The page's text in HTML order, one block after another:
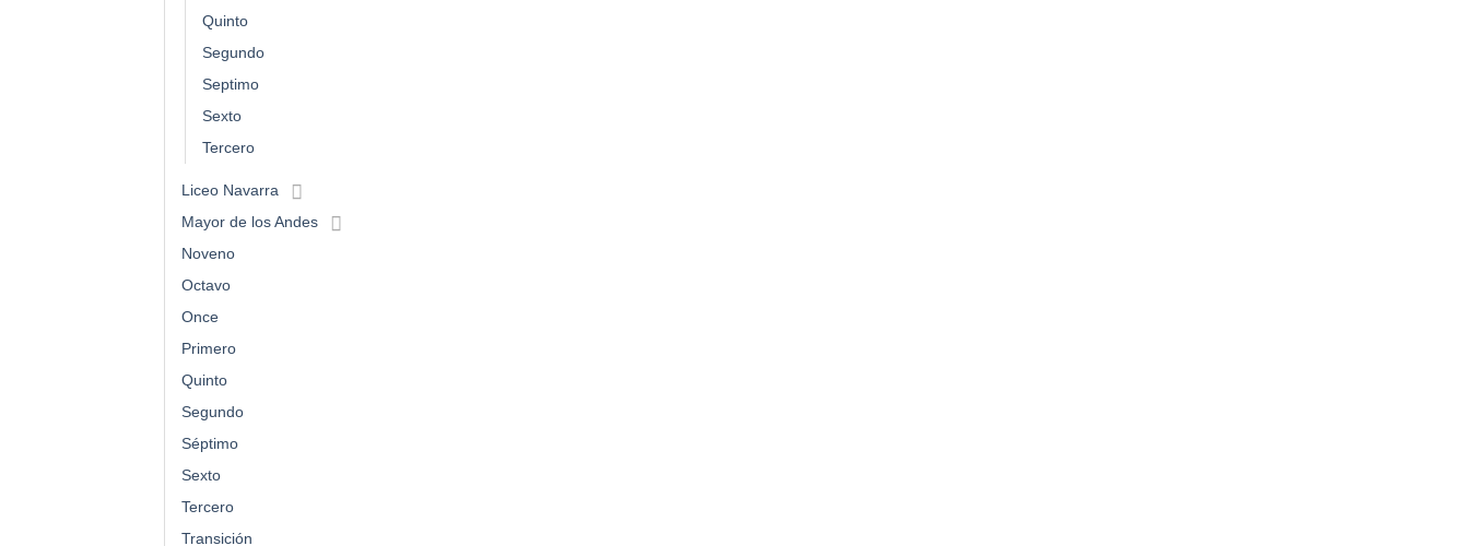
Quinto
Segundo
Septimo
Sexto
Tercero
Liceo Navarra
Mayor de los Andes
Noveno
Octavo
Once
Primero
Quinto
Segundo
Séptimo
Sexto
Tercero
Transición